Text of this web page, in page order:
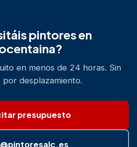
pintores en
en menos de 24 horas. Sin
por desplazamiento.
presupuesto